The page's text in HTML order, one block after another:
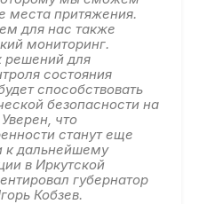
места притяжения.
для нас также
мониторинг.
решений для
состояния
способствовать
безопасности на
что
станут еще
к дальнейшему
в Иркутской
губернатор
Кобзев.